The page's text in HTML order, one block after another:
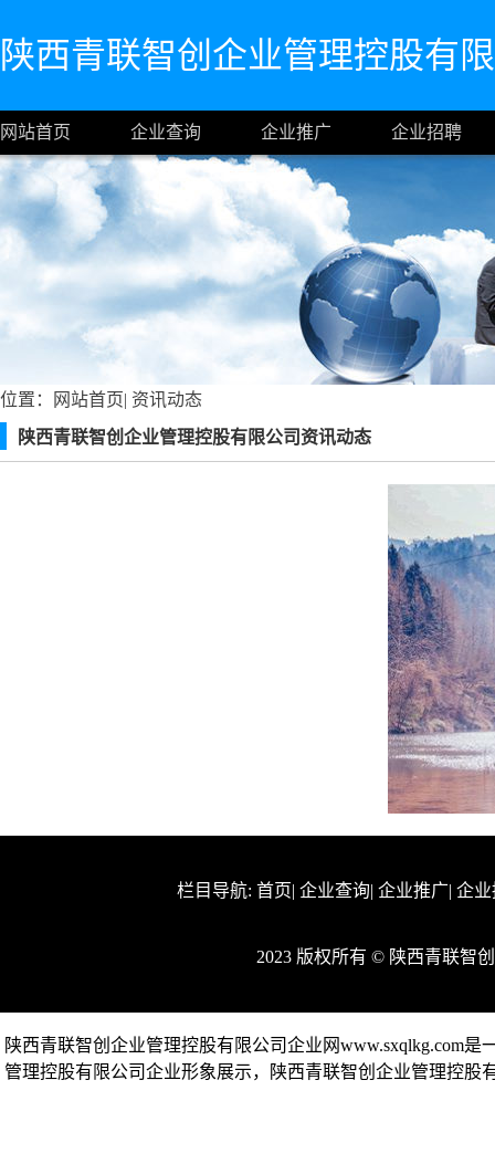
陕西青联智创企业管理控股有
网站首页 企业查询 企业推广 企业招聘
位置： 网站首页| 资讯动态
陕西青联智创企业管理控股有限公司资讯动态
栏目导航: 首页| 企业查询| 企业推广| 企
2023 版权所有 © 陕西青联智
陕西青联智创企业管理控股有限公司企业网www.sxqlkg.com
管理控股有限公司企业形象展示，陕西青联智创企业管理控